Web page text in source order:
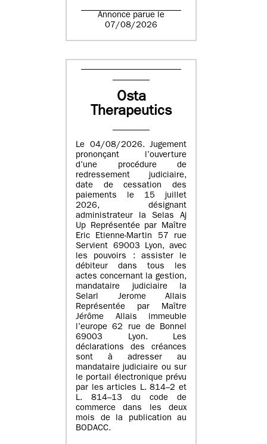
Annonce parue le
07/08/2026
Osta
Therapeutics
Le 04/08/2026. Jugement
prononçant l’ouverture
d’une procédure de
redressement judiciaire,
date de cessation des
paiements le 15 juillet
2026, désignant
administrateur la Selas Aj
Up Représentée par Maître
Eric Etienne-Martin 57 rue
Servient 69003 Lyon, avec
les pouvoirs : assister le
débiteur dans tous les
actes concernant la gestion,
mandataire judiciaire la
Selarl Jerome Allais
Représentée par Maître
Jérôme Allais immeuble
l’europe 62 rue de Bonnel
69003 Lyon. Les
déclarations des créances
sont à adresser au
mandataire judiciaire ou sur
le portail électronique prévu
par les articles L. 814–2 et
L. 814–13 du code de
commerce dans les deux
mois de la publication au
BODACC.